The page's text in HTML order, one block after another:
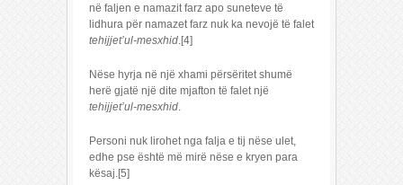
në faljen e namazit farz apo suneteve të
lidhura për namazet farz nuk ka nevojë të falet
tehijjet’ul-mesxhid.[4]
Nëse hyrja në një xhami përsëritet shumë
herë gjatë një dite mjafton të falet një
tehijjet’ul-mesxhid.
Personi nuk lirohet nga falja e tij nëse ulet,
edhe pse është më mirë nëse e kryen para
kësaj.[5]